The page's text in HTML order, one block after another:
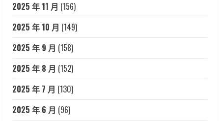
2025 年 11 月 (156)
2025 年 10 月 (149)
2025 年 9 月 (158)
2025 年 8 月 (152)
2025 年 7 月 (130)
2025 年 6 月 (96)